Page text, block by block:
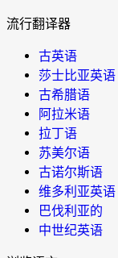
流行翻译器
古英语
莎士比亚英语
古希腊语
阿拉米语
拉丁语
苏美尔语
古诺尔斯语
维多利亚英语
巴伐利亚的
中世纪英语